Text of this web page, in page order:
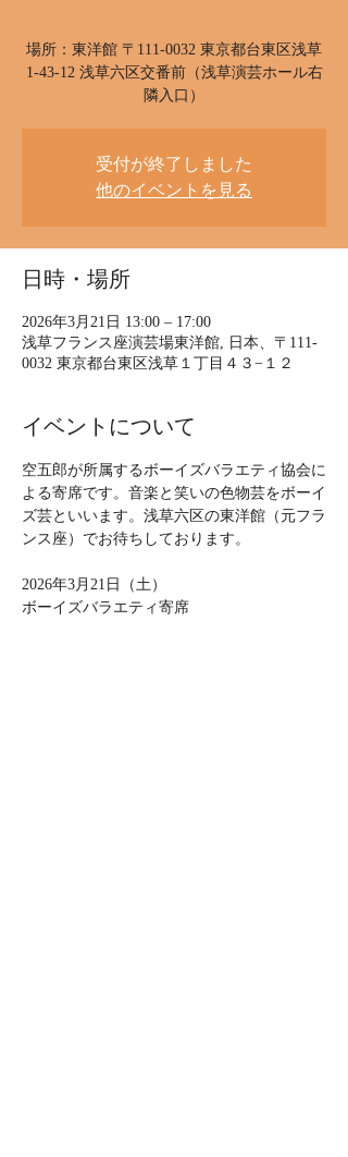
場所：東洋館 〒111-0032 東京都台東区浅草
1-43-12 浅草六区交番前（浅草演芸ホール右
隣入口）
受付が終了しました
他のイベントを見る
日時・場所
2026年3月21日 13:00 – 17:00
浅草フランス座演芸場東洋館, 日本、〒111-
0032 東京都台東区浅草１丁目４３−１２
イベントについて
空五郎が所属するボーイズバラエティ協会に
よる寄席です。音楽と笑いの色物芸をボーイ
ズ芸といいます。浅草六区の東洋館（元フラ
ンス座）でお待ちしております。
2026年3月21日（土）
ボーイズバラエティ寄席